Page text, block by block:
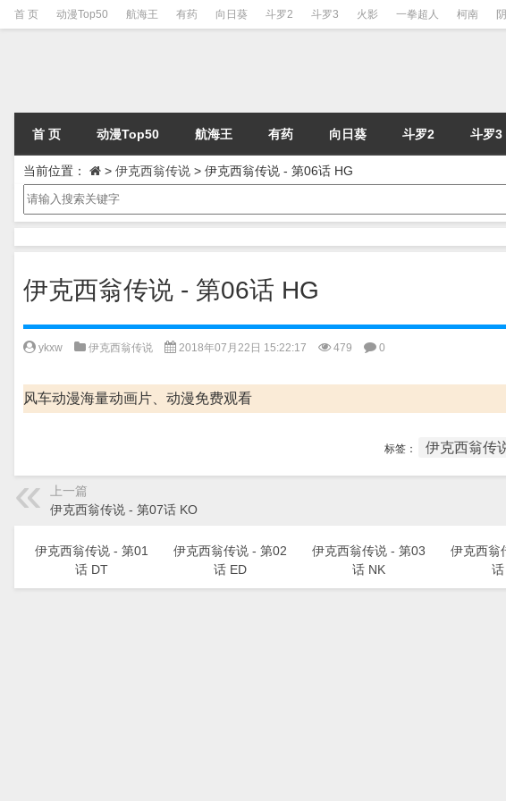
首 页 动漫Top50 航海王 有药 向日葵 斗罗2 斗罗3 火影 一拳超人 柯南
首 页 动漫Top50 航海王 有药 向日葵 斗罗2 斗罗3
当前位置： > 伊克西翁传说 > 伊克西翁传说 - 第06话 HG
伊克西翁传说 - 第06话 HG
ykxw 伊克西翁传说 2018年07月22日 15:22:17 479 0
风车动漫海量动画片、动漫免费观看
标签： 伊克西翁传
上一篇
伊克西翁传说 - 第07话 KO
伊克西翁传说 - 第01
话 DT
伊克西翁传说 - 第02
话 ED
伊克西翁传说 - 第03
话 NK
伊克西翁